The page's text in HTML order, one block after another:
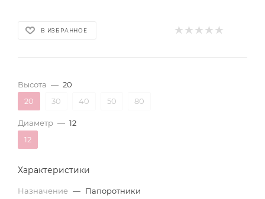
В ИЗБРАННОЕ
Высота — 20
20
30 40 50 80
Диаметр — 12
12
Характеристики
Назначение — Папоротники